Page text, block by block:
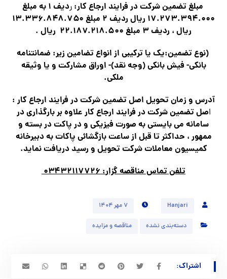
مبلغ تضمین شرکت در فرایند ارجاع کار:ر
دیف ۱ به مبلغ
۱۷.۲۷۳.۳۹۴.۰۰۰ ریال رديف ۲ مبلغ ۱۳.۳۳۶.۸۴۸.۷۵۰
ريال ، رديف ۳ مبلغ ۲۲.۱۸۷.۲۱۸.۵۰۰ ريال
.
(نوع تضمين:يك يا تركيبي از انواع تضامين زير: ضمانتنامه
بانکی- فیش بانکی (وجه نقد)- اوراق مشارکت و يا وثیقه
ملکی.
آدرس و زمان تحويل اصل تضمين شركت در فرايند ارجاع كار :
اصل تضمين شركت در فرايند ارجاع كار علاوه بر بارگذاري در
سامانه مي بايستي به صورت فيزيكي و در پاكت در بسته و
ممهور ، حداكثر تا قبل از ساعت بازگشائي پاكات به دبيرخانه
كميسيون معاملات شركت تحويل و رسيد دريافت نمايد.
تلفن تماس مناقصه گزار: ۰۳۴۳۲۱۱۷۷۲۶
Hanjari ۷ مهر ۱۴۰۴
دسته‌بندی نشده مناقصه و مزایده